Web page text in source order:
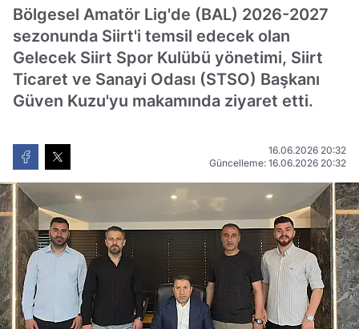
Bölgesel Amatör Lig'de (BAL) 2026-2027
sezonunda Siirt'i temsil edecek olan
Gelecek Siirt Spor Kulübü yönetimi, Siirt
Ticaret ve Sanayi Odası (STSO) Başkanı
Güven Kuzu'yu makamında ziyaret etti.
16.06.2026 20:32
Güncelleme: 16.06.2026 20:32